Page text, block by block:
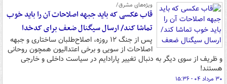
ویژه‌های مشرق/
قاب عکسی که باید جبهه اصلاحات آن را باید خوب
تماشا کند/ ارسال سیگنال ضعف برای کدخدا
پس از جنگ ۱۲ روزه، اصلاح‌طلبان ساختاری و جبهه
اصلاحات از سویی و برخی اعتدالیون همچون روحانی
و ظریف از سوی دیگر به دنبال تغییر پارادایم در سیاست داخلی و خارجی
هستند!
۳۰ مرداد ۰۴ - ۱۵:۳۶